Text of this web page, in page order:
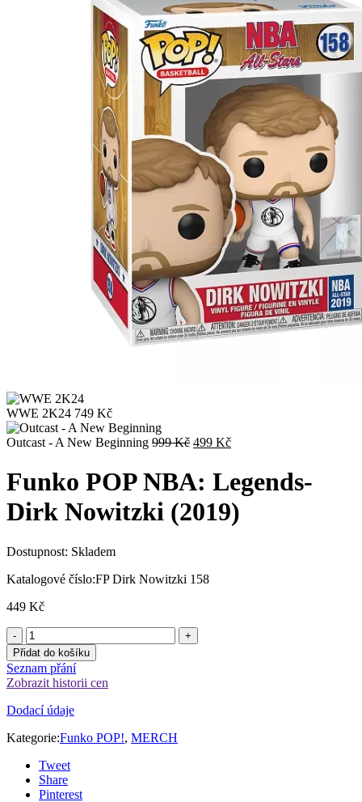
WWE 2K24 749 Kč
Outcast - A New Beginning 999Kč Původní
byla:
999 Kč.
499 KčAktuální
499 Kč.
Funko POP NBA: Legends-
Dirk Nowitzki (2019)
Dostupnost: Skladem
Katalogové číslo:FP Dirk Nowitzki 158
449 Kč
Přidat do košíku
Seznam přání
Zobrazit historii cen
Dodací údaje
Kategorie:Funko POP!, MERCH
Tweet
Share
Pinterest